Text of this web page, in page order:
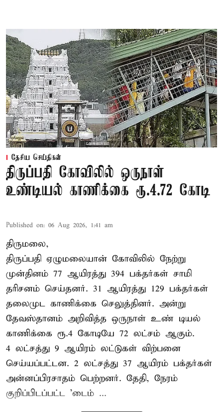
தேசிய செய்திகள்
திருப்பதி கோவிலில் ஒருநாள்
உண்டியல் காணிக்கை ரூ.4.72 கோடி
Published on: 06 Aug 2026, 1:41 am
திருமலை,
திருப்பதி ஏழுமலையான் கோவிலில் நேற்று
முன்தினம் 77 ஆயிரத்து 394 பக்தர்கள் சாமி
தரிசனம் செய்தனர். 31 ஆயிரத்து 129 பக்தர்கள்
தலைமுட காணிக்கை செலுத்தினர். அன்று
தேவஸ்தானம் அறிவித்த ஒருநாள் உண் டியல்
காணிக்கை ரூ.4 கோடியே 72 லட்சம் ஆகும்.
4 லட்சத்து 9 ஆயிரம் லட்டுகள் விற்பனை
செய்யப்பட்டன. 2 லட்சத்து 37 ஆயிரம் பக்தர்கள்
அன்னப்பிரசாதம் பெற்றனர். தேதி, நேரம்
குறிப்பிடப்பட்ட 'டைம் ...